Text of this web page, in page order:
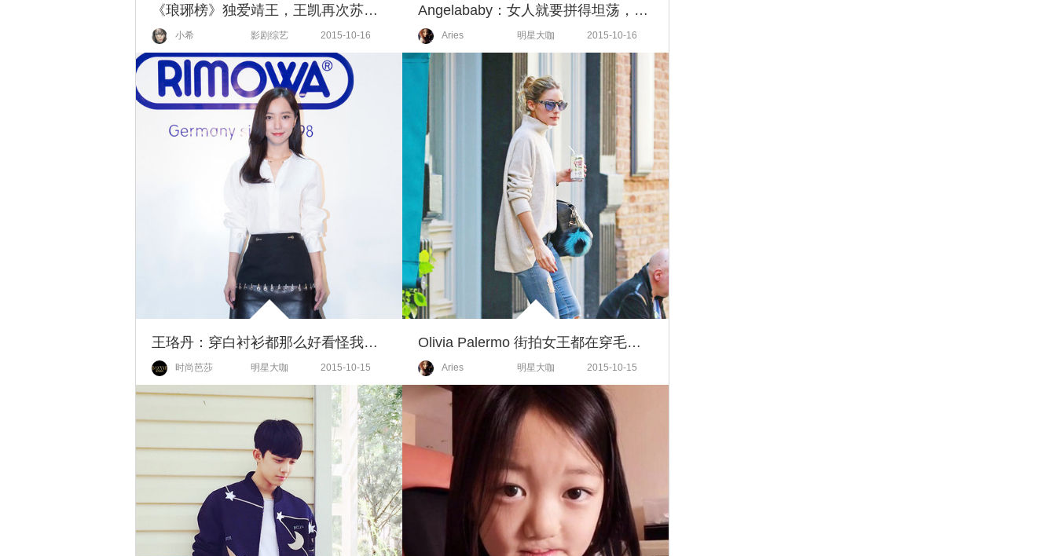
《琅琊榜》独爱靖王，王凯再次苏出新高度！
小希 影剧综艺 2015-10-16
Angelababy：女人就要拼得坦荡，赢得漂亮！
Aries 明星大咖 2015-10-16
王珞丹：穿白衬衫都那么好看怪我喽？
时尚芭莎 明星大咖 2015-10-15
Olivia Palermo 街拍女王都在穿毛衣！
Aries 明星大咖 2015-10-15